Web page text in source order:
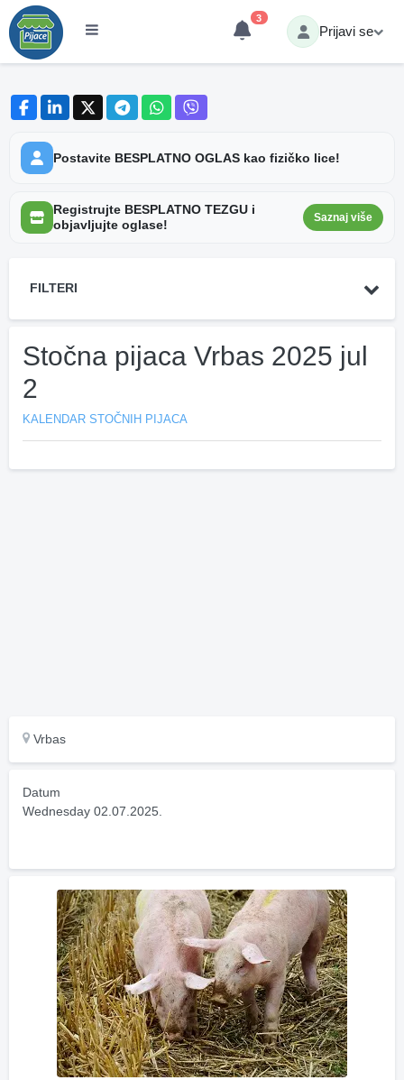
3
Prijavi se
Postavite BESPLATNO OGLAS kao fizičko lice!
Registrujte BESPLATNO TEZGU i
objavljujte oglase!
Saznaj više
FILTERI
Stočna pijaca Vrbas 2025 jul
2
KALENDAR STOČNIH PIJACA
Vrbas
Datum
Wednesday 02.07.2025.